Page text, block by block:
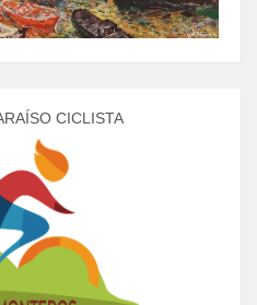
CICLISTA